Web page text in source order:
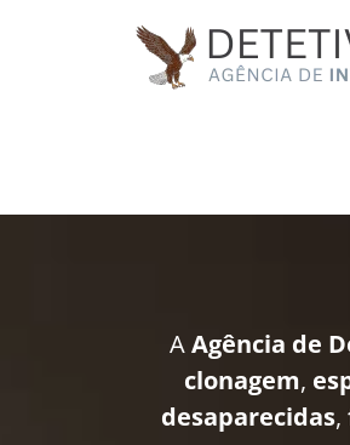
AAgência de
clonagem,
desaparecidas,